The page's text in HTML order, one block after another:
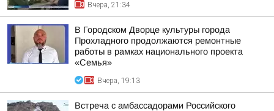
Вчера, 21:34
В Городском Дворце культуры города
Прохладного продолжаются ремонтные
работы в рамках национального проекта
«Семья»
Вчера, 19:13
Встреча с амбассадорами Российского